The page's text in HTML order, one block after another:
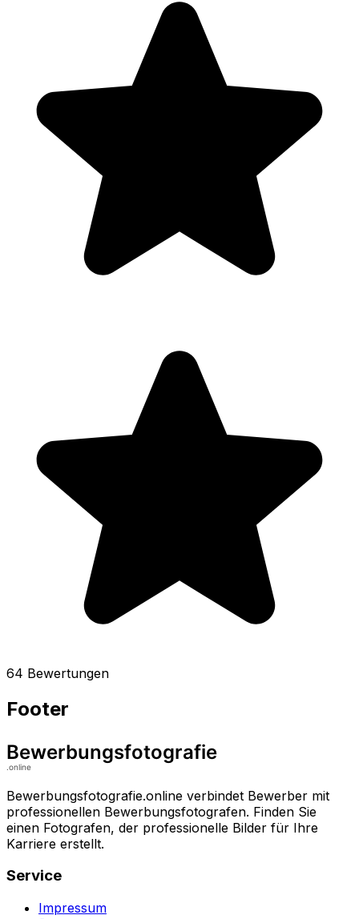
64 Bewertungen
Footer
Bewerbungsfotografie.online verbindet Bewerber mit
professionellen Bewerbungsfotografen. Finden Sie
einen Fotografen, der professionelle Bilder für Ihre
Karriere erstellt.
Service
Impressum